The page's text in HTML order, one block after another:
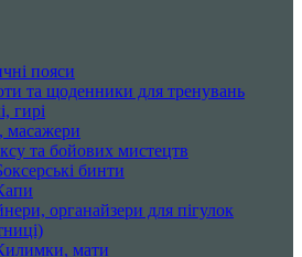
пояси
та щоденники для тренувань
гирі
масажери
та бойових мистецтв
бинти
органайзери для пігулок
мати